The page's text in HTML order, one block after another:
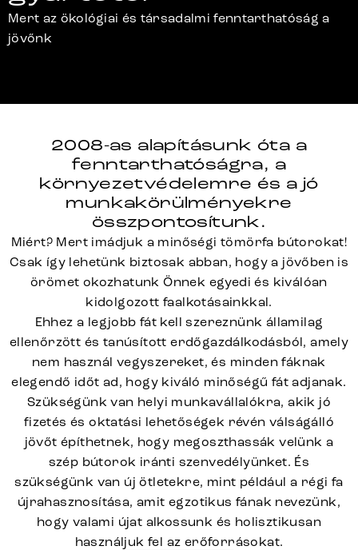
Mert az ökológiai és társadalmi fenntarthatóság a
jövőnk
2008-as alapításunk óta a
fenntarthatóságra, a
környezetvédelemre és a jó
munkakörülményekre
összpontosítunk.
Miért? Mert imádjuk a minőségi tömörfa bútorokat!
Csak így lehetünk biztosak abban, hogy a jövőben is
örömet okozhatunk Önnek egyedi és kiválóan
kidolgozott faalkotásainkkal.
Ehhez a legjobb fát kell szereznünk államilag
ellenőrzött és tanúsított erdőgazdálkodásból, amely
nem használ vegyszereket, és minden fáknak
elegendő időt ad, hogy kiváló minőségű fát adjanak.
Szükségünk van helyi munkavállalókra, akik jó
fizetés és oktatási lehetőségek révén válságálló
jövőt építhetnek, hogy megoszthassák velünk a
szép bútorok iránti szenvedélyünket. És
szükségünk van új ötletekre, mint például a régi fa
újrahasznosítása, amit egzotikus fának nevezünk,
hogy valami újat alkossunk és holisztikusan
használjuk fel az erőforrásokat.